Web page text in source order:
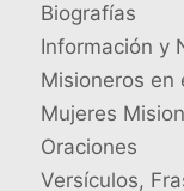
Biografías
Información y
Misioneros en
Mujeres
Oraciones
Versículos,